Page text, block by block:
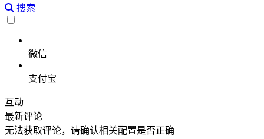
搜索
微信
支付宝
互动
最新评论
无法获取评论，请确认相关配置是否正确